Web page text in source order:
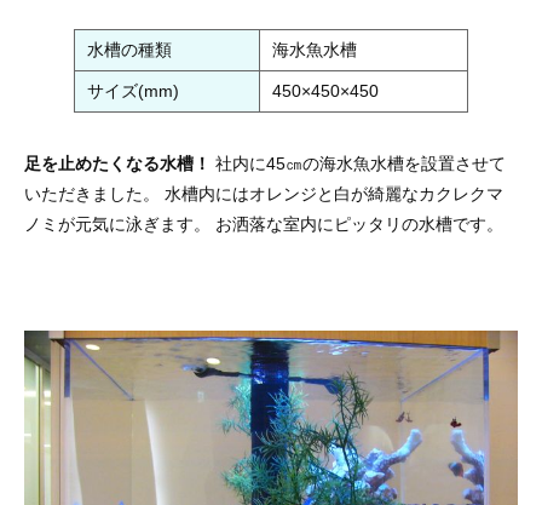
水槽の種類 海水魚水槽
サイズ(mm) 450×450×450
足を止めたくなる水槽！ 社内に45㎝の海水魚水槽を設置させて
いただきました。 水槽内にはオレンジと白が綺麗なカクレクマ
ノミが元気に泳ぎます。 お洒落な室内にピッタリの水槽です。